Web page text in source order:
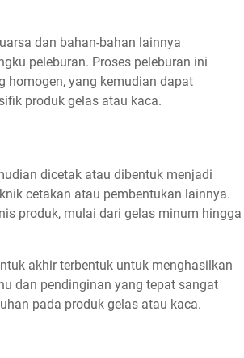
dan bahan-bahan lainnya
peleburan. Proses peleburan ini
homogen, yang kemudian dapat
produk gelas atau kaca.
dicetak atau dibentuk menjadi
cetakan atau pembentukan lainnya.
produk, mulai dari gelas minum hingga
akhir terbentuk untuk menghasilkan
dan pendinginan yang tepat sangat
pada produk gelas atau kaca.